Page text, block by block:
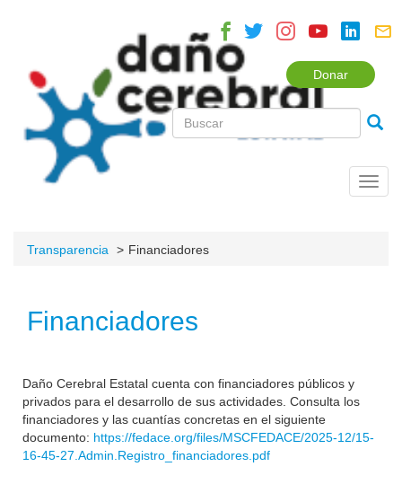
Donar
Transparencia Financiadores
Financiadores
Daño Cerebral Estatal cuenta con financiadores públicos y
privados para el desarrollo de sus actividades. Consulta los
financiadores y las cuantías concretas en el siguiente
documento: https://fedace.org/files/MSCFEDACE/2025-12/15-
16-45-27.Admin.Registro_financiadores.pdf